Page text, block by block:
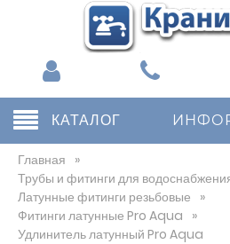
КАТАЛОГ
Главная »
Трубы и фитинги для
Латунные фитинги резьбовые »
Фитинги латунные Pro Aqua »
Удлинитель латунный Pro Aqua